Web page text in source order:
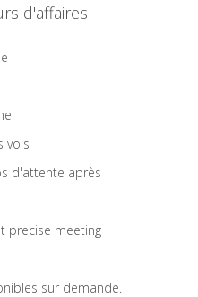
d'affaires
vols
d'attente après
precise meeting
sur demande.